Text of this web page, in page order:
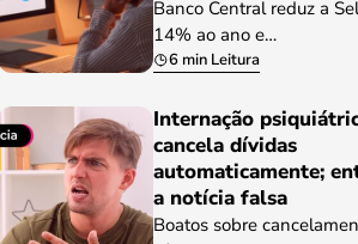
Banco Central reduz a
14% ao ano e…
6 min Leitura
Internação
cancela dívidas
automaticamente;
a notícia falsa
Boatos sobre